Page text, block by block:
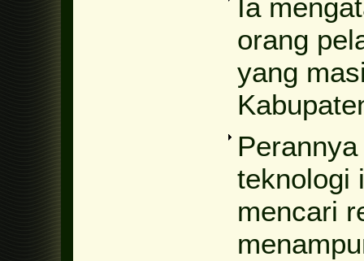
Ia
orang
yang
teknologi
mencari